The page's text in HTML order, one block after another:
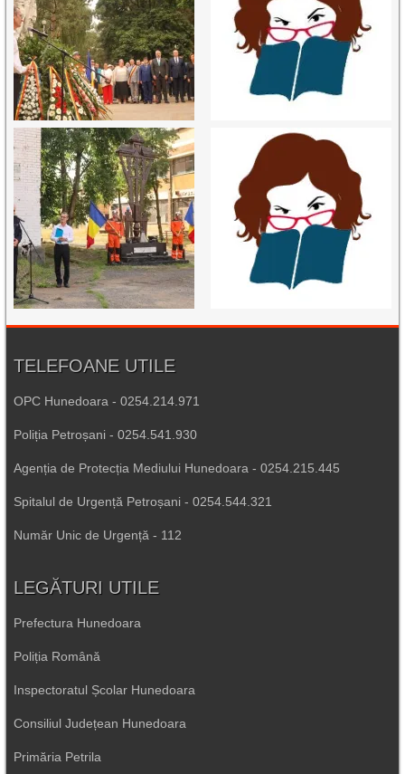
TELEFOANE UTILE
OPC Hunedoara - 0254.214.971
Poliția Petroșani - 0254.541.930
Agenția de Protecția Mediului Hunedoara - 0254.215.445
Spitalul de Urgență Petroșani - 0254.544.321
Număr Unic de Urgență - 112
LEGĂTURI UTILE
Prefectura Hunedoara
Poliția Română
Inspectoratul Școlar Hunedoara
Consiliul Județean Hunedoara
Primăria Petrila